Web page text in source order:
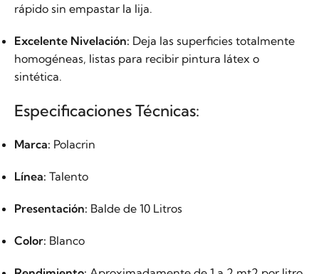
rápido sin empastar la lija.
Excelente Nivelación: Deja las superficies totalmente
homogéneas, listas para recibir pintura látex o
sintética.
Especificaciones Técnicas:
Marca: Polacrin
Línea: Talento
Presentación: Balde de 10 Litros
Color: Blanco